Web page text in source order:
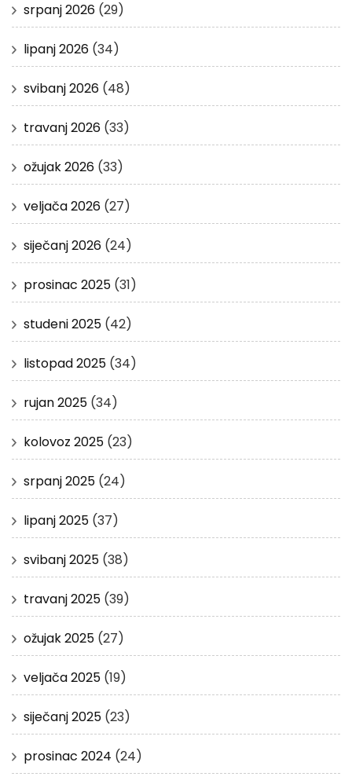
srpanj 2026 (29)
lipanj 2026 (34)
svibanj 2026 (48)
travanj 2026 (33)
ožujak 2026 (33)
veljača 2026 (27)
siječanj 2026 (24)
prosinac 2025 (31)
studeni 2025 (42)
listopad 2025 (34)
rujan 2025 (34)
kolovoz 2025 (23)
srpanj 2025 (24)
lipanj 2025 (37)
svibanj 2025 (38)
travanj 2025 (39)
ožujak 2025 (27)
veljača 2025 (19)
siječanj 2025 (23)
prosinac 2024 (24)